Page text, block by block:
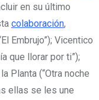
en su último
colaboración,
Embrujo”); Vicentico
que llorar por ti”);
Planta (“Otra noche
ellas se les une